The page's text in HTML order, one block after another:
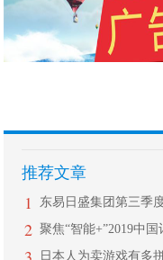
推荐文章
1
2 聚焦“智能+”2019中